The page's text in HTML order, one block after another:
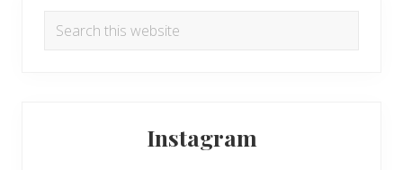
Search
Instagram